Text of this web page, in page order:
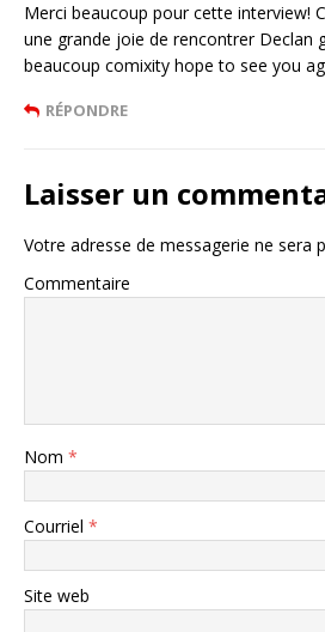
Merci beaucoup pour cette interview!
une grande joie de rencontrer Declan
beaucoup comixity hope to see you
RÉPONDRE
Laisser un
Votre adresse de messagerie ne sera
Commentaire
Nom *
Courriel *
Site web